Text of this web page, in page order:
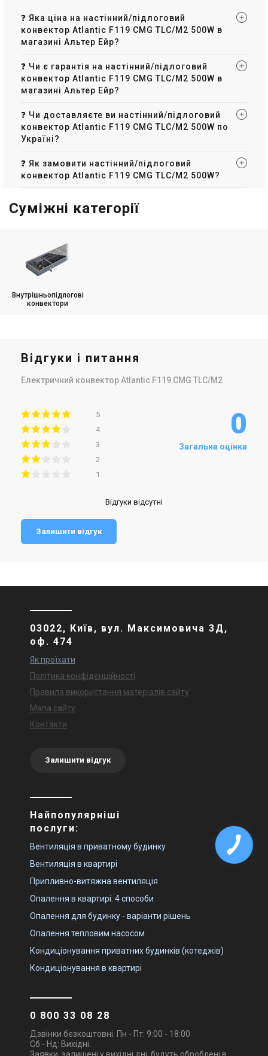
❓ Яка ціна на настінний/підлоговий
конвектор Atlantic F119 CMG TLC/M2 500W в
магазині Альтер Ейр?
❓ Чи є гарантія на настінний/підлоговий
конвектор Atlantic F119 CMG TLC/M2 500W в
магазині Альтер Ейр?
❓ Чи доставляєте ви настінний/підлоговий
конвектор Atlantic F119 CMG TLC/M2 500W по
Україні?
❓ Як замовити настінний/підлоговий
конвектор Atlantic F119 CMG TLC/M2 500W?
Суміжні категорії
Внутрішньопідлогові
конвектори
Відгуки і питання
Електричний конвектор Atlantic F119 CMG TLC/M2
5
4
3
2
1
0
Загальна оцінка
Відгуки відсутні
Залишити відгук
03022, Київ, вул. Максимовича 3Д,
оф. 474
Як проїхати
Політика конфіденційності
Правила використання матеріалів сайту
Мапа сайту
Контакти
Залишити відгук
Найпопулярніші
послуги:
Вентиляція в приватному будинку
Вентиляція в квартирі
Припливно-витяжна вентиляція
Опалення в квартирі: 4 способи
Опалення для будинку - варіанти рішень
Опалення тепловим насосом
Кондиціонування приватних будинків (котеджів)
Кондиціонування в квартирі
0 800 33 08 28
Дзвінки безкоштовні. Пн - Пт: 9:00 - 18:00
Сб - Нд: Вихідні.
Заявки, залишені у вихідні дні, будуть оброблені в